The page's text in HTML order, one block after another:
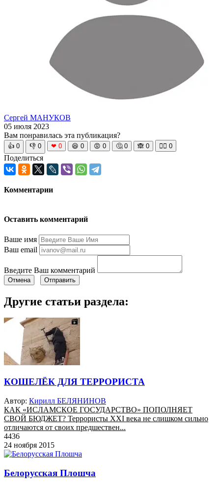
Сергей МАНУКОВ
05 июля 2023
Вам понравилась эта публикация?
👍 0 👎 0 ❤ 0 😆 0 😡 0 🤔 0 🙈 0 🧘‍♀️ 0
Поделиться
Комментарии
Оставить комментарий
Ваше имя
Ваш email
Введите Ваш комментарий
Отмена Отправить
Другие статьи раздела:
КОШЕЛЁК ДЛЯ ТЕРРОРИСТА
Автор: Кирилл БЕЛЯНИНОВ
КАК «ИСЛАМСКОЕ ГОСУДАРСТВО» ПОПОЛНЯЕТ
СВОЙ БЮДЖЕТ? Террористы XXI века не слишком сильно
отличаются от своих предшествен...
4436
24 ноября 2015
Белорусская Плошча